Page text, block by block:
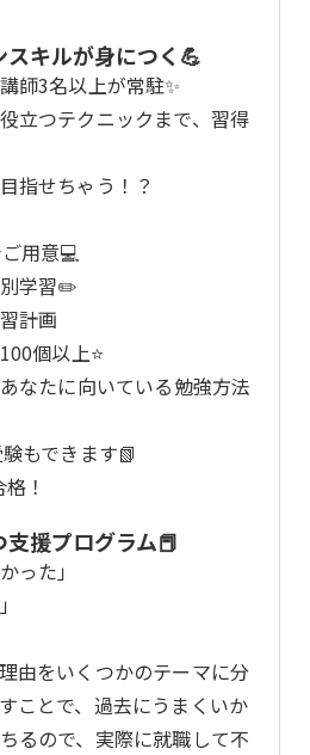
キルが身につく💪
師3名以上が常駐✨
立つテクニックまで、習得
指せちゃう！？
用意💻
別学習✏️
計画
個以上⭐️
なたに向いている勉強方法
もできます📗
！
援プログラム📕
った」
由をいくつかのテーマに分
ことで、過去にうまくいか
るので、実際に就職して不